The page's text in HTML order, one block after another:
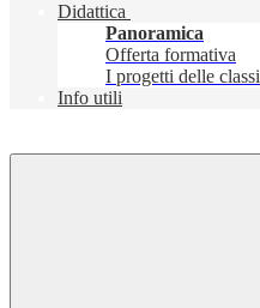
Didattica
Panoramica
Offerta formativa
I progetti delle classi
Info utili